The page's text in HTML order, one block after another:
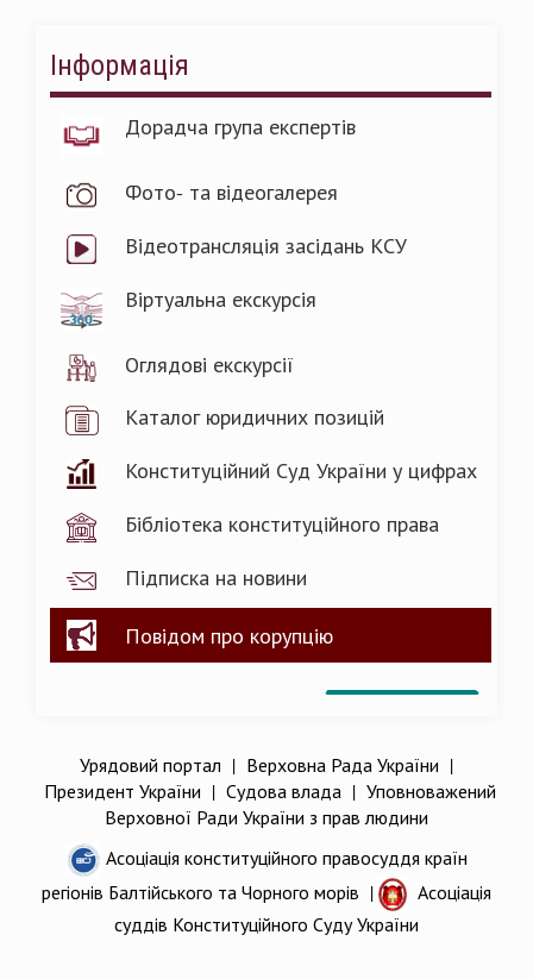
Інформація
Дорадча група експертів
Фото- та відеогалерея
Відеотрансляція засідань КСУ
Віртуальна екскурсія
Оглядові екскурсії
Каталог юридичних позицій
Конституційний Суд України у цифрах
Бібліотека конституційного права
Підписка на новини
Повідом про корупцію
Урядовий портал | Верховна Рада України |
Президент України | Судова влада| Уповноважений
Верховної Ради України з прав людини
Асоціація конституційного правосуддя країн
регіонів Балтійського та Чорного морів |
Асоціація
суддів Конституційного Суду України